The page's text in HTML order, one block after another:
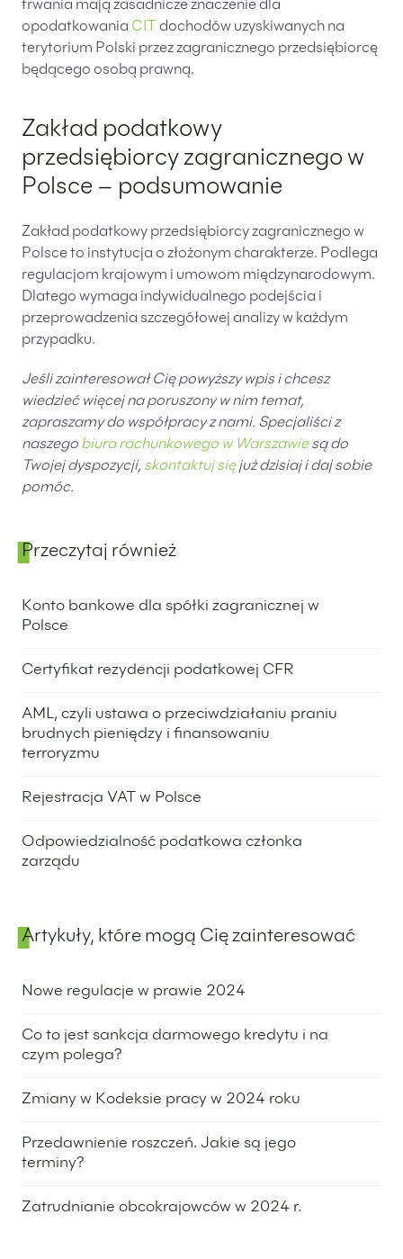
trwania mają zasadnicze znaczenie dla
opodatkowania CIT
dochodów uzyskiwanych na
terytorium Polski przez zagranicznego przedsiębiorcę
będącego osobą prawną.
Zakład podatkowy
przedsiębiorcy zagranicznego w
Polsce – podsumowanie
Zakład podatkowy przedsiębiorcy zagranicznego w
Polsce to instytucja o złożonym charakterze. Podlega
regulacjom krajowym i umowom międzynarodowym.
Dlatego wymaga indywidualnego podejścia i
przeprowadzenia szczegółowej analizy w każdym
przypadku.
Jeśli zainteresował Cię powyższy wpis i chcesz
wiedzieć więcej na poruszony w nim temat,
zapraszamy do współpracy z nami. Specjaliści z
naszego biura rachunkowego w Warszawiesą do
Twojej dyspozycji, skontaktuj sięjuż dzisiaj i daj sobie
pomóc.
Panel boczny
Przeczytaj również
Konto bankowe dla spółki zagranicznej w
Polsce
Certyfikat rezydencji podatkowej CFR
AML, czyli ustawa o przeciwdziałaniu praniu
brudnych pieniędzy i finansowaniu
terroryzmu
Rejestracja VAT w Polsce
Odpowiedzialność podatkowa członka
zarządu
Artykuły, które mogą Cię zainteresować
Nowe regulacje w prawie 2024
Co to jest sankcja darmowego kredytu i na
czym polega?
Zmiany w Kodeksie pracy w 2024 roku
Przedawnienie roszczeń. Jakie są jego
terminy?
Zatrudnianie obcokrajowców w 2024 r.